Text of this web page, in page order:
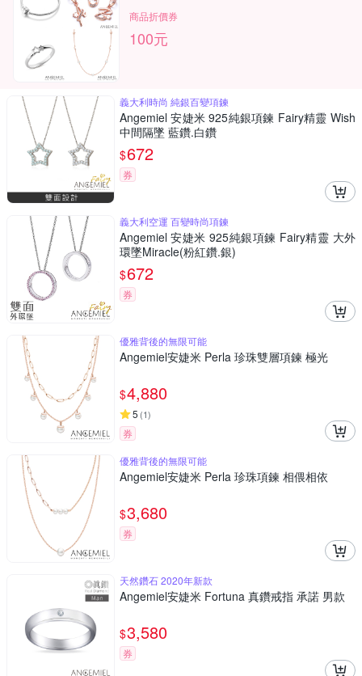
商品折價券
100元
義大利時尚 純銀百變項鍊
Angemiel 安婕米 925純銀項鍊 Fairy精靈 Wish
中間隔墜 藍鑽.白鑽
$672
券
義大利空運 百變時尚項鍊
Angemiel 安婕米 925純銀項鍊 Fairy精靈 大外
環墜Miracle(粉紅鑽.銀)
$672
券
優雅背後的無限可能
Angemiel安婕米 Perla 珍珠雙層項鍊 極光
$4,880
5 (1)
券
優雅背後的無限可能
Angemiel安婕米 Perla 珍珠項鍊 相偎相依
$3,680
券
天然鑽石 2020年新款
Angemiel安婕米 Fortuna 真鑽戒指 承諾 男款
$3,580
券